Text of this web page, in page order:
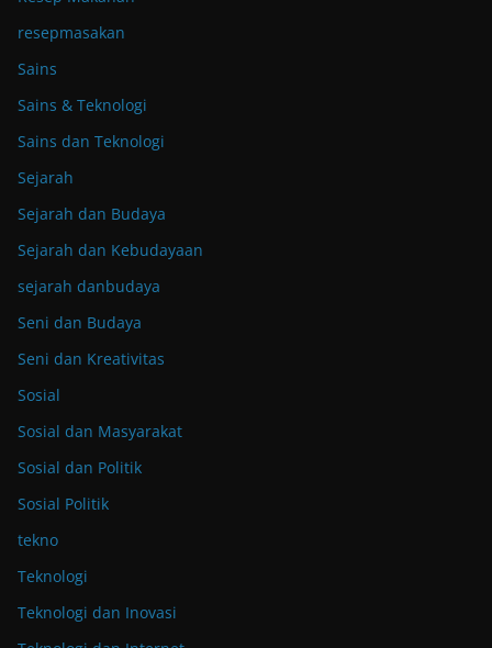
resepmasakan
Sains
Sains & Teknologi
Sains dan Teknologi
Sejarah
Sejarah dan Budaya
Sejarah dan Kebudayaan
sejarah danbudaya
Seni dan Budaya
Seni dan Kreativitas
Sosial
Sosial dan Masyarakat
Sosial dan Politik
Sosial Politik
tekno
Teknologi
Teknologi dan Inovasi